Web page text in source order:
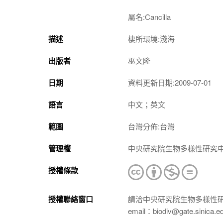
屬名:Cancilla
描述 棲所環境:淺海
出版者 巫文隆
日期 資料更新日期:2009-07-01
語言 中文；英文
範圍 台灣分佈:台灣
管理權 中央研究院生物多樣性研究
授權條款
授權聯絡窗口
請洽中央研究院生物多樣性
email：